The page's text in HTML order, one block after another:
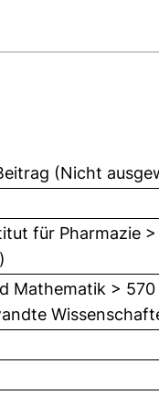
(Nicht
für Pharmazie
Mathematik >